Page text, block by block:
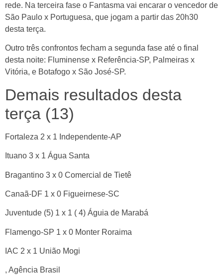
rede. Na terceira fase o Fantasma vai encarar o vencedor de
São Paulo x Portuguesa, que jogam a partir das 20h30
desta terça.
Outro três confrontos fecham a segunda fase até o final
desta noite: Fluminense x Referência-SP, Palmeiras x
Vitória, e Botafogo x São José-SP.
Demais resultados desta
terça (13)
Fortaleza 2 x 1 Independente-AP
Ituano 3 x 1 Água Santa
Bragantino 3 x 0 Comercial de Tietê
Canaã-DF 1 x 0 Figueirnese-SC
Juventude (5) 1 x 1 ( 4) Águia de Marabá
Flamengo-SP 1 x 0 Monter Roraima
IAC 2 x 1 União Mogi
, Agência Brasil